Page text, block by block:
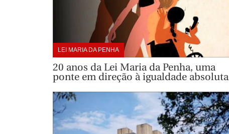
LEI MARIA DA PENHA
20 anos da Lei Maria da Penha, uma
ponte em direção à igualdade absoluta